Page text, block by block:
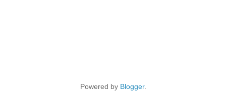
Powered by Blogger.